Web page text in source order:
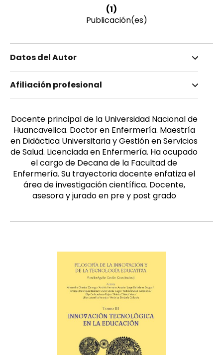
(1)
Publicación(es)
Datos del Autor
Carhuachuco Rojas, Elsy Sara
Femenino
Afiliación profesional
Docente principal de la Universidad Nacional de
Huancavelica. Doctor en Enfermería. Maestría
en Didáctica Universitaria y Gestión en Servicios
de Salud. Licenciada en Enfermería. Ha ocupado
el cargo de Decana de la Facultad de
Enfermería. Su trayectoria docente enfatiza el
área de investigación científica. Docente,
asesora y jurado en pre y post grado